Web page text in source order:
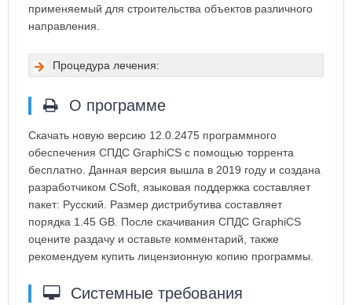
применяемый для строительства объектов различного
направления.
Процедура лечения:
О программе
Скачать новую версию 12.0.2475 программного
обеспечения СПДС GraphiCS с помощью торрента
бесплатно. Данная версия вышла в 2019 году и создана
разработчиком CSoft, языковая поддержка составляет
пакет: Русский. Размер дистрибутива составляет
порядка 1.45 GB. После скачивания СПДС GraphiCS
оцените раздачу и оставьте комментарий, также
рекомендуем купить лицензионную копию программы.
Системные требования